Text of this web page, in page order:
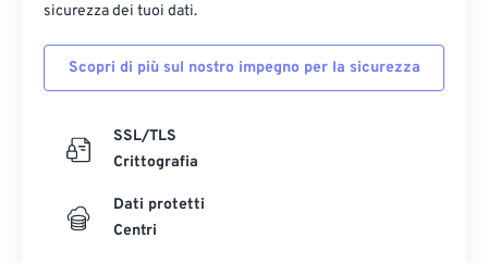
sicurezza dei tuoi dati.
Scopri di più sul nostro impegno per la sicurezza
SSL/TLS
Crittografia
Dati protetti
Centri